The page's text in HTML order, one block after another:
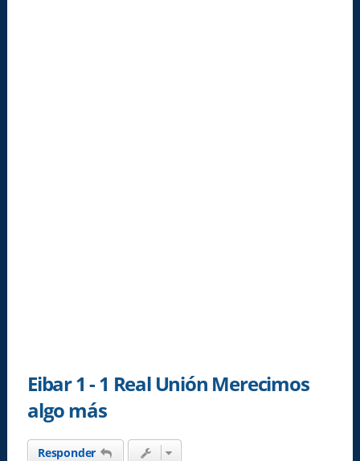
Eibar 1 - 1 Real Unión Merecimos
algo más
Responder